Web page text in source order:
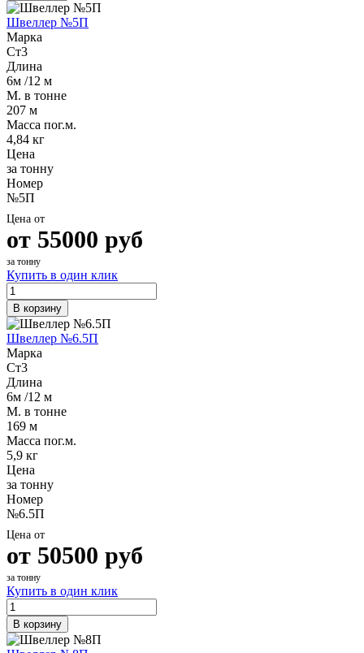
Швеллер №5П
Марка
Ст3
Длина
6м /12 м
М. в тонне
207 м
Масса пог.м.
4,84 кг
Цена
за тонну
Номер
№5П
Цена от
от 55000 руб
за тонну
Купить в один клик
В корзину
Швеллер №6.5П
Марка
Ст3
Длина
6м /12 м
М. в тонне
169 м
Масса пог.м.
5,9 кг
Цена
за тонну
Номер
№6.5П
Цена от
от 50500 руб
за тонну
Купить в один клик
В корзину